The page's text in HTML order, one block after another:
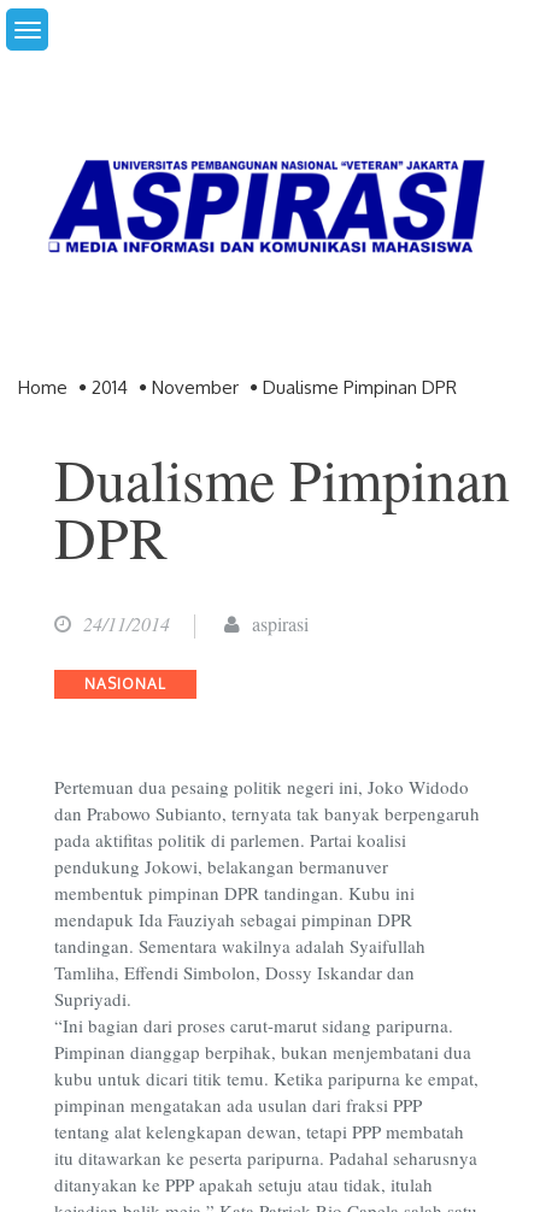
Skip
to
Home 2014 November Dualisme Pimpinan DPR
Dualisme Pimpinan
DPR
24/11/2014 aspirasi
Categories
NASIONAL
Pertemuan dua pesaing politik negeri ini, Joko Widodo
dan Prabowo Subianto, ternyata tak banyak berpengaruh
pada aktifitas politik di parlemen. Partai koalisi
pendukung Jokowi, belakangan bermanuver
membentuk pimpinan DPR tandingan. Kubu ini
mendapuk Ida Fauziyah sebagai pimpinan DPR
tandingan. Sementara wakilnya adalah Syaifullah
Tamliha, Effendi Simbolon, Dossy Iskandar dan
Supriyadi.
“Ini bagian dari proses carut-marut sidang paripurna.
Pimpinan dianggap berpihak, bukan menjembatani dua
kubu untuk dicari titik temu. Ketika paripurna ke empat,
pimpinan mengatakan ada usulan dari fraksi PPP
tentang alat kelengkapan dewan, tetapi PPP membatah
itu ditawarkan ke peserta paripurna. Padahal seharusnya
ditanyakan ke PPP apakah setuju atau tidak, itulah